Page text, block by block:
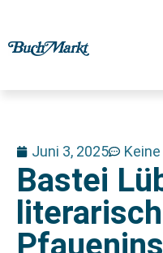
Juni 3, 2025
Bastei